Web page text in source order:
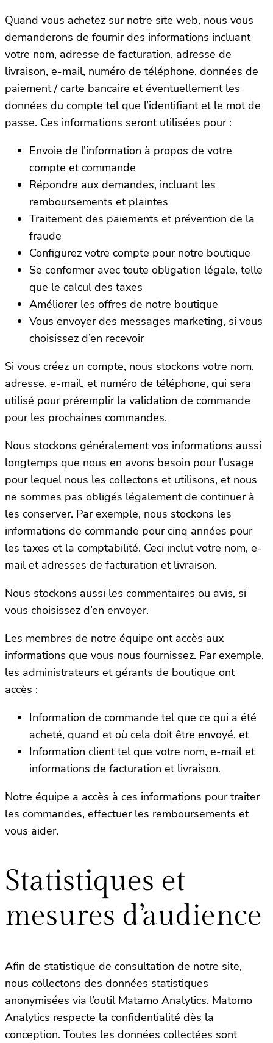
Quand vous achetez sur notre site web, nous vous
demanderons de fournir des informations incluant
votre nom, adresse de facturation, adresse de
livraison, e-mail, numéro de téléphone, données de
paiement / carte bancaire et éventuellement les
données du compte tel que l’identifiant et le mot de
passe. Ces informations seront utilisées pour :
Envoie de l’information à propos de votre
compte et commande
Répondre aux demandes, incluant les
remboursements et plaintes
Traitement des paiements et prévention de la
fraude
Configurez votre compte pour notre boutique
Se conformer avec toute obligation légale, telle
que le calcul des taxes
Améliorer les offres de notre boutique
Vous envoyer des messages marketing, si vous
choisissez d’en recevoir
Si vous créez un compte, nous stockons votre nom,
adresse, e-mail, et numéro de téléphone, qui sera
utilisé pour préremplir la validation de commande
pour les prochaines commandes.
Nous stockons généralement vos informations aussi
longtemps que nous en avons besoin pour l’usage
pour lequel nous les collectons et utilisons, et nous
ne sommes pas obligés légalement de continuer à
les conserver. Par exemple, nous stockons les
informations de commande pour cinq années pour
les taxes et la comptabilité. Ceci inclut votre nom, e-
mail et adresses de facturation et livraison.
Nous stockons aussi les commentaires ou avis, si
vous choisissez d’en envoyer.
Les membres de notre équipe ont accès aux
informations que vous nous fournissez. Par exemple,
les administrateurs et gérants de boutique ont
accès :
Information de commande tel que ce qui a été
acheté, quand et où cela doit être envoyé, et
Information client tel que votre nom, e-mail et
informations de facturation et livraison.
Notre équipe a accès à ces informations pour traiter
les commandes, effectuer les remboursements et
vous aider.
Statistiques et
mesures d’audience
Afin de statistique de consultation de notre site,
nous collectons des données statistiques
anonymisées via l’outil Matamo Analytics. Matomo
Analytics respecte la confidentialité dès la
conception. Toutes les données collectées sont